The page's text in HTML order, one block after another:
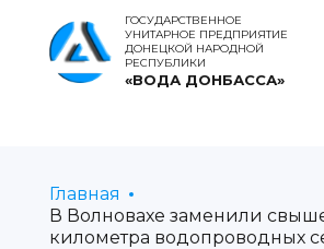
ГОСУДАРСТВЕННОЕ
УНИТАРНОЕ ПРЕДПРИЯТИЕ
ДОНЕЦКОЙ НАРОДНОЙ
РЕСПУБЛИКИ
«ВОДА ДОНБАССА»
Главная
В Волновахе заменили
километра водопроводных